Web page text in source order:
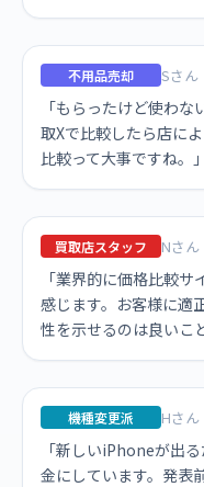
不用品売却 Sさん
「もらったけど使わ
取Xで比較したら店に
比較って大事ですね。」
買取店スタッフ Nさん
「業界的に価格比較
感じます。お客様に適
性を示せるのは良いこ
機種変更派 Hさん
「新しいiPhoneが出
金にしています。発表